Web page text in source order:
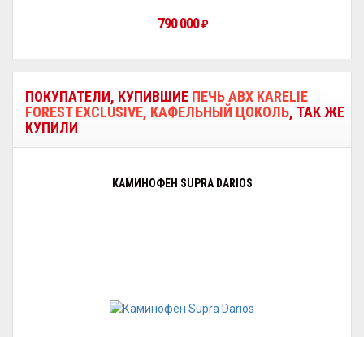
790 000₽
ПОКУПАТЕЛИ, КУПИВШИЕ ПЕЧЬ ABX KARELIE
FOREST EXCLUSIVE, КАФЕЛЬНЫЙ ЦОКОЛЬ, ТАК ЖЕ
КУПИЛИ
КАМИНОФЕН SUPRA DARIOS